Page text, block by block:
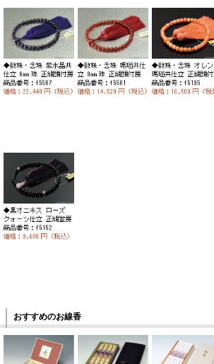
おすすめのお線香